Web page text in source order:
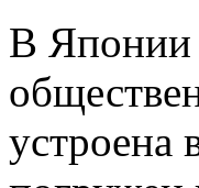
В Японии
устроена